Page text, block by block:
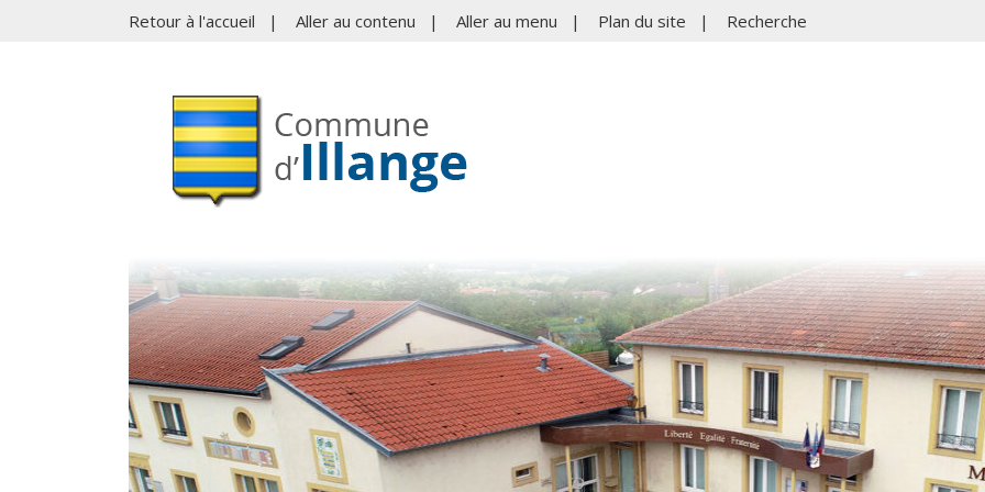
Retour à l'accueil | Aller au contenu | Aller au menu | Plan du site | Recherche